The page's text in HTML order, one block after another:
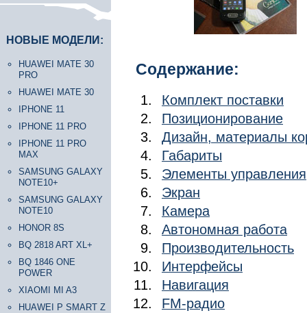
НОВЫЕ МОДЕЛИ:
HUAWEI MATE 30
PRO
HUAWEI MATE 30
IPHONE 11
IPHONE 11 PRO
IPHONE 11 PRO
MAX
SAMSUNG GALAXY
NOTE10+
SAMSUNG GALAXY
NOTE10
HONOR 8S
BQ 2818 ART XL+
BQ 1846 ONE
POWER
XIAOMI MI A3
HUAWEI P SMART Z
Содержание:
Комплект поставки
Позиционирование
Дизайн, материалы
Габариты
Элементы управления
Экран
Камера
Автономная работа
Производительность
Интерфейсы
Навигация
FM-радио